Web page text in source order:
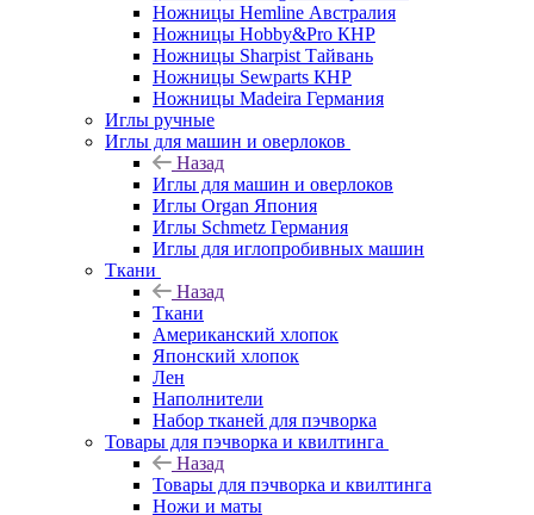
Ножницы Hemline Австралия
Ножницы Hobby&Pro КНР
Ножницы Sharpist Тайвань
Ножницы Sewparts КНР
Ножницы Madeira Германия
Иглы ручные
Иглы для машин и оверлоков
Назад
Иглы для машин и оверлоков
Иглы Organ Япония
Иглы Schmetz Германия
Иглы для иглопробивных машин
Ткани
Назад
Ткани
Американский хлопок
Японский хлопок
Лен
Наполнители
Набор тканей для пэчворка
Товары для пэчворка и квилтинга
Назад
Товары для пэчворка и квилтинга
Ножи и маты